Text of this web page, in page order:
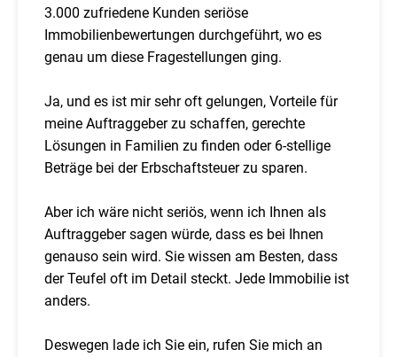
3.000 zufriedene Kunden seriöse
Immobilienbewertungen durchgeführt, wo es
genau um diese Fragestellungen ging.
Ja, und es ist mir sehr oft gelungen, Vorteile für
meine Auftraggeber zu schaffen, gerechte
Lösungen in Familien zu finden oder 6-stellige
Beträge bei der Erbschaftsteuer zu sparen.
Aber ich wäre nicht seriös, wenn ich Ihnen als
Auftraggeber sagen würde, dass es bei Ihnen
genauso sein wird. Sie wissen am Besten, dass
der Teufel oft im Detail steckt. Jede Immobilie ist
anders.
Deswegen lade ich Sie ein, rufen Sie mich an